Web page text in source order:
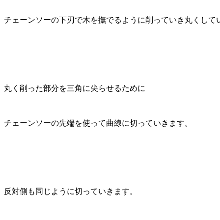
チェーンソーの下刃で木を撫でるように削っていき丸くして
丸く削った部分を三角に尖らせるために
チェーンソーの先端を使って曲線に切っていきます。
反対側も同じように切っていきます。